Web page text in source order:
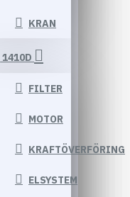
KRAN
1410D
FILTER
MOTOR
KRAFTÖVERFÖRING
ELSYSTEM